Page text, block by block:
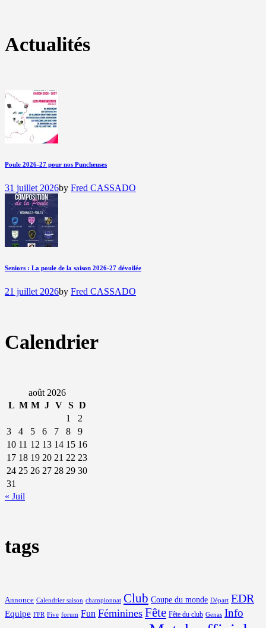
Actualités
Poule 2026-27 pour nos Puncheuses
31 juillet 2026by Fred CASSADO
Seniors : La poule de la saison 2026-27 dévoilée
21 juillet 2026by Fred CASSADO
Calendrier
août 2026
L M M J V S D
1
2
3
4 5 6 7 8
9
10 11 12 13 14 15 16
17 18 19 20 21 22 23
24 25 26 27 28 29 30
31
« Juil
tags
Annonce Calendrier saison championnat Club Coupe du monde Départ EDR
Equipe FFR Five forum Fun Féminines Fête Fête du club Genas Info